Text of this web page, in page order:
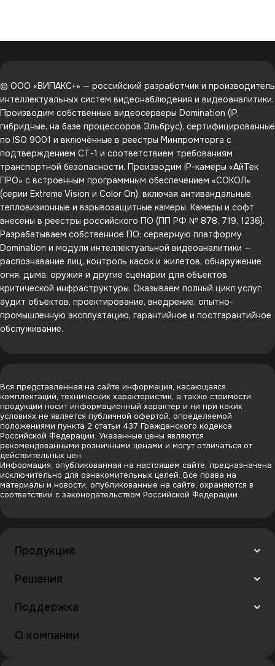
© ООО «ВИПАКС+» — российский разработчик и производитель
интеллектуальных систем видеонаблюдения и видеоаналитики.
Производим собственные видеосерверы Domination (IP,
гибридные, на базе процессоров Эльбрус), сертифицированные
по ISO 9001 и включённые в реестры Минпромторга с
подтверждением СТ-1 и соответствием требованиям
транспортной безопасности. Производим IP-камеры «АйТек
ПРО» с встроенным программным обеспечением «СОКОЛ»
(серии Extreme Vision и Color On), включая антивандальные,
тепловизионные и взрывозащитные камеры. Камеры и софт
внесены в реестры российского ПО (ПП РФ № 878, 719, 1236).
Разрабатываем собственное ПО: серверную платформу
Domination и модули интеллектуальной видеоаналитики —
распознавание лиц, контроль касок и жилетов, обнаружение
огня, дыма, оружия и другие сценарии для объектов
критической инфраструктуры. Оказываем полный цикл услуг:
аудит объектов, проектирование, внедрение, опытно-
промышленную эксплуатацию, гарантийное и постгарантийное
обслуживание.
Вся представленная на сайте информация, касающаяся
комплектаций, технических характеристик, а также стоимости
продукции носит информационный характер и ни при каких
условиях не является публичной офертой, определяемой
положениями пункта 2 статьи 437 Гражданского кодекса
Российской Федерации. Указанные цены являются
рекомендованными розничными ценами и могут отличаться от
действительных цен.
Информация, опубликованная на настоящем сайте, предназначена
исключительно для ознакомительных целей. Все права на
материалы и новости, опубликованные на сайте, охраняются в
соответствии с законодательством Российской Федерации.
Продукция
Решения
Поддержка
О компании